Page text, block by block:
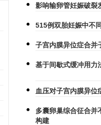
影响输卵管妊娠破裂
515例双胎妊娠中不
子宫内膜异位症合并
基于间歇式缓冲用力
血压对子宫内膜异位
多囊卵巢综合征合
构建